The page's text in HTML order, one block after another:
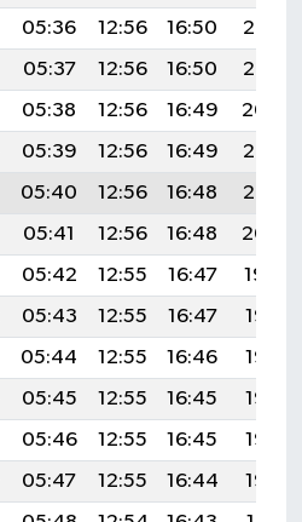
05:36 12:56 16:50
20:07
05:37 12:56 16:50
20:05
05:38 12:56 16:49
20:04
05:39 12:56 16:49
20:03
05:40 12:56 16:48
20:02
05:41 12:56 16:48
20:00
05:42 12:55 16:47
19:59
05:43 12:55 16:47
19:58
05:44 12:55 16:46
19:56
05:45 12:55 16:45
19:55
05:46 12:55 16:45
19:53
05:47 12:55 16:44
19:52